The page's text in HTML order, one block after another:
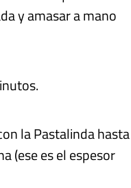
y amasar a mano
la Pastalinda hasta
(ese es el espesor